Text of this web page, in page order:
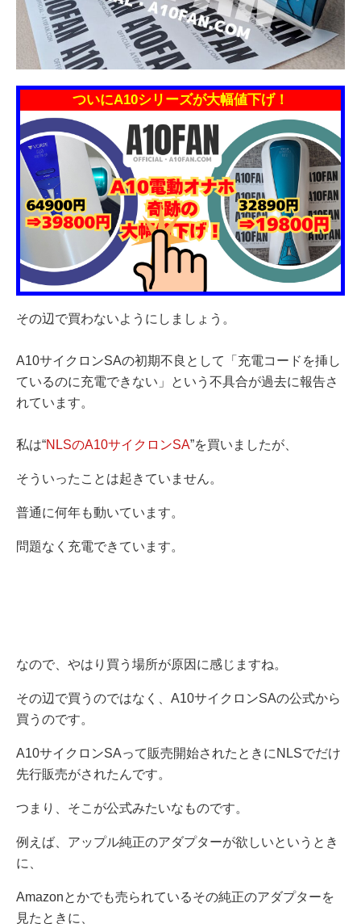
ついにA10シリーズが大幅値下げ！
その辺で買わないようにしましょう。
A10サイクロンSAの初期不良として「充電コードを挿し
ているのに充電できない」という不具合が過去に報告さ
れています。
私は“NLSのA10サイクロンSA”を買いましたが、
そういったことは起きていません。
普通に何年も動いています。
問題なく充電できています。
なので、やはり買う場所が原因に感じますね。
その辺で買うのではなく、A10サイクロンSAの公式から
買うのです。
A10サイクロンSAって販売開始されたときにNLSでだけ
先行販売がされたんです。
つまり、そこが公式みたいなものです。
例えば、アップル純正のアダプターが欲しいというとき
に、
Amazonとかでも売られているその純正のアダプターを
見たときに、